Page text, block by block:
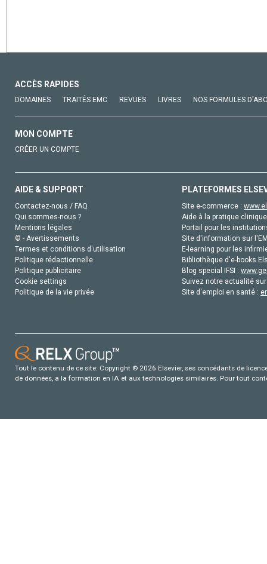
ACCÈS RAPIDES
DOMAINES TRAITÉS EMC REVUES LIVRES NOS FORMULES
MON COMPTE
CRÉER UN COMPTE
AIDE & SUPPORT
Contactez-nous / FAQ
Qui sommes-nous ?
Mentions légales
© - Avertissements
Termes et conditions d'utilisation
Politique rédactionnelle
Politique publicitaire
Cookie settings
Politique de la vie privée
PLATEFORMES
Site e-commerce :
Aide à la pratique
Portail pour les
Site d'information sur
E-learning pour les
Bibliothèque d'e-books
Blog special IFSI :
Suivez notre actualité
Site d'emploi en santé :
Tout le contenu de ce site: Copyright © 2026 Elsevier, ses concédants de
de données, a la formation en IA et aux technologies similaires. Pour tout